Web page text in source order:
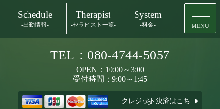
Schedule
-出勤情報-
Therapist
-セラピスト一覧-
System
-料金- MENU
TEL：080-4744-5057
OPEN：10:00～3:00
受付時間：9:00～1:45
クレジット決済はこちら